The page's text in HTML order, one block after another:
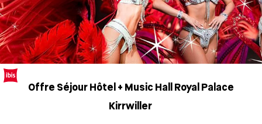
Offre Séjour Hôtel + Music Hall Royal Palace
Kirrwiller